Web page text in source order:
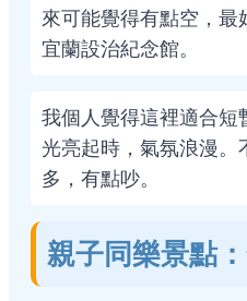
來可能覺得有點空，最
宜蘭設治紀念館。
我個人覺得這裡適合短
光亮起時，氣氛浪漫。
多，有點吵。
親子同樂景點